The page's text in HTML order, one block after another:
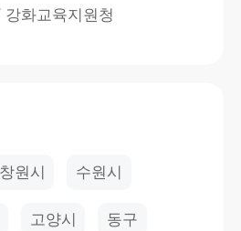
화교육지원청
창원시 수원시
고양시 동구